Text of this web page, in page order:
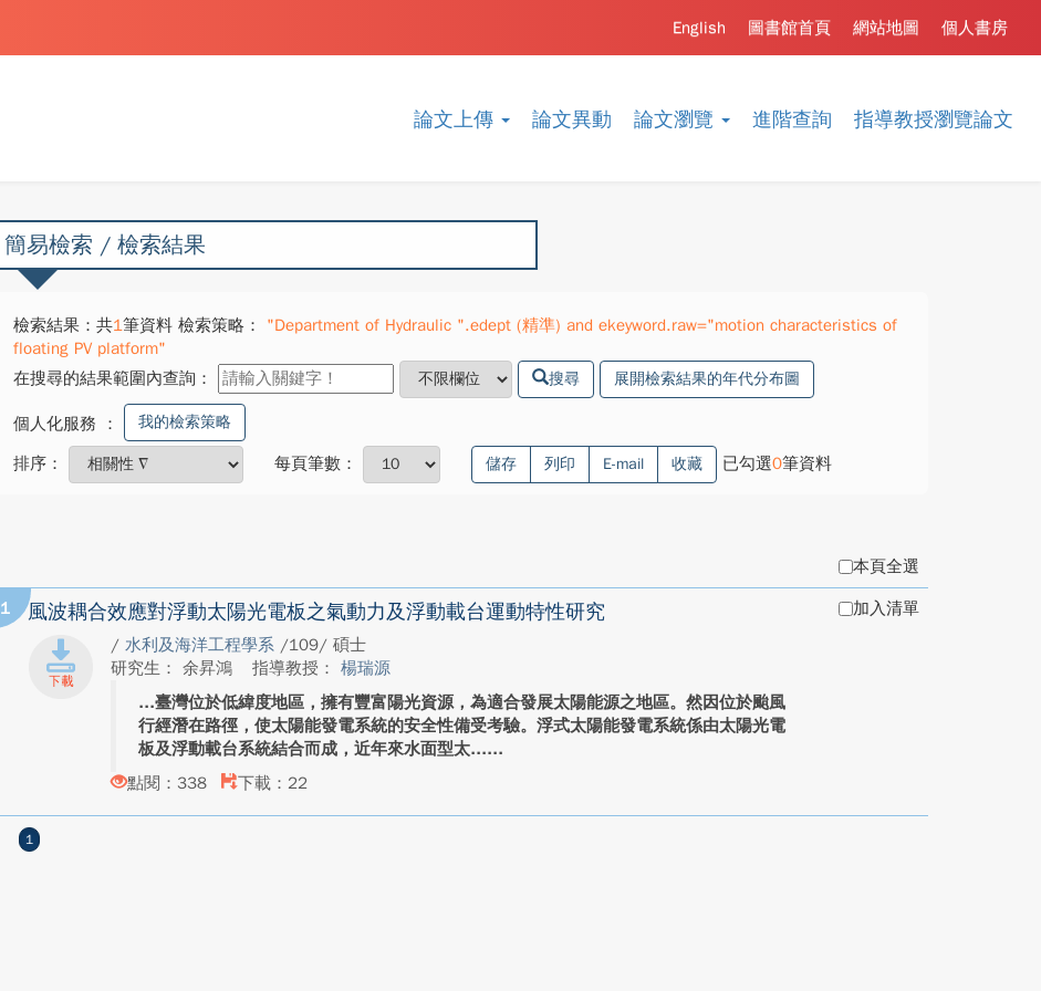
論文上傳 論文異動 論文瀏覽 進階查詢 指導教授瀏覽論文
個人書房
網站地圖
圖書館首頁
English
簡易檢索 / 檢索結果
檢索結果：共1筆資料 檢索策略：
"Department of Hydraulic ".edept (精準) and ekeyword.raw="motion characteristics of
floating PV platform"
在搜尋的結果範圍內查詢：
搜尋 展開檢索結果的年代分布圖
個人化服務 ： 我的檢索策略
排序： 每頁筆數： 儲存 列印 E-mail 收藏 已勾選0筆資料
本頁全選
1 風波耦合效應對浮動太陽光電板之氣動力及浮動載台運動特性研究
/ 水利及海洋工程學系 /109/ 碩士
研究生： 余昇鴻
指導教授： 楊瑞源
臺灣位於低緯度地區，擁有豐富陽光資源，為適合發展太陽能源之地區。然因位於颱風
行經潛在路徑，使太陽能發電系統的安全性備受考驗。浮式太陽能發電系統係由太陽光電
板及浮動載台系統結合而成，近年來水面型太...
點閱：338
下載：22
加入清單
1